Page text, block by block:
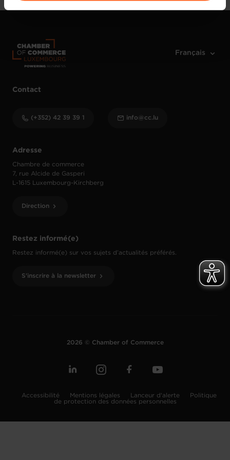
vos données personnelles, vous pouvez consulter notre
Restez informé(e)
Restez informé(e) sur vos sujets d’actualités préférés.
S'inscrire à la newsletter
Adresse
Chambre de commerce
7, rue Alcide de Gasperi
L-1615 Luxembourg-Kirchberg
Direction
Contact
(+352) 42 39 39 1 info@cc.lu
2026 © Chamber of Commerce
Accessibilité Mentions légales Lanceur d'alerte
Politique
de protection des données personnelles